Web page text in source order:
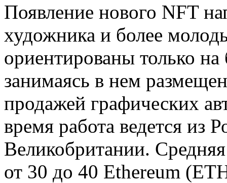
Появление нового NFT
художника и более
ориентированы только
занимаясь в нем
продажей графических
время работа ведется из
Великобритании.
от 30 до 40 Ethereum